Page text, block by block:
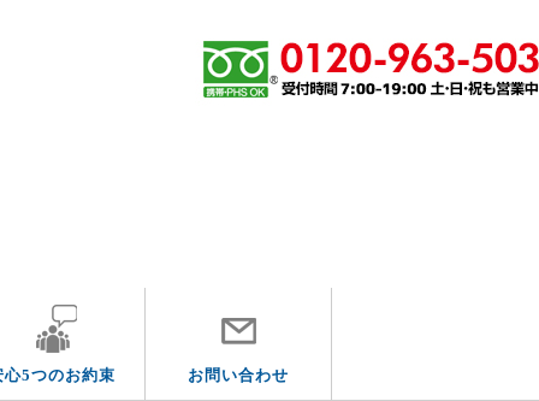
心5つのお約束 お問い合わせ